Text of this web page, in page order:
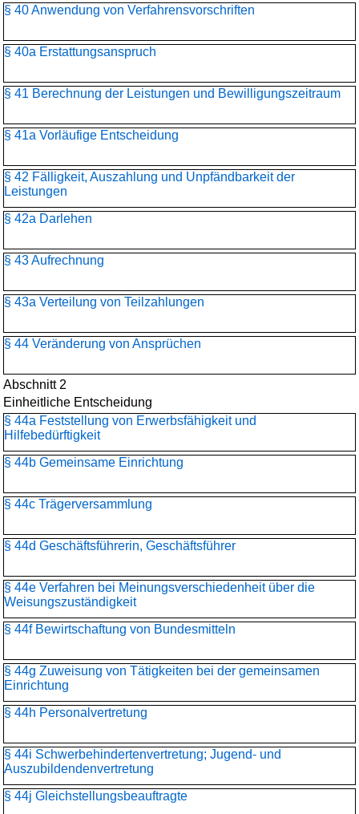
§ 40 Anwendung von Verfahrensvorschriften
§ 40a Erstattungsanspruch
§ 41 Berechnung der Leistungen und Bewilligungszeitraum
§ 41a Vorläufige Entscheidung
§ 42 Fälligkeit, Auszahlung und Unpfändbarkeit der
Leistungen
§ 42a Darlehen
§ 43 Aufrechnung
§ 43a Verteilung von Teilzahlungen
§ 44 Veränderung von Ansprüchen
Abschnitt 2
Einheitliche Entscheidung
§ 44a Feststellung von Erwerbsfähigkeit und
Hilfebedürftigkeit
§ 44b Gemeinsame Einrichtung
§ 44c Trägerversammlung
§ 44d Geschäftsführerin, Geschäftsführer
§ 44e Verfahren bei Meinungsverschiedenheit über die
Weisungszuständigkeit
§ 44f Bewirtschaftung von Bundesmitteln
§ 44g Zuweisung von Tätigkeiten bei der gemeinsamen
Einrichtung
§ 44h Personalvertretung
§ 44i Schwerbehindertenvertretung; Jugend- und
Auszubildendenvertretung
§ 44j Gleichstellungsbeauftragte